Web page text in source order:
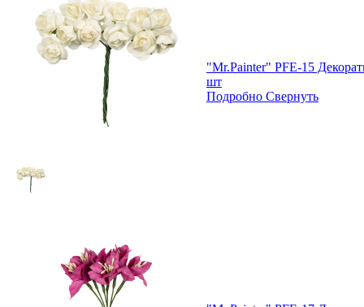
"Mr.Painter" PFE-15
шт
Подробно Свернуть